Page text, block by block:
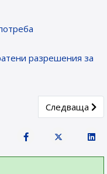
разрешения за
лекарствениNext article:
Следваща